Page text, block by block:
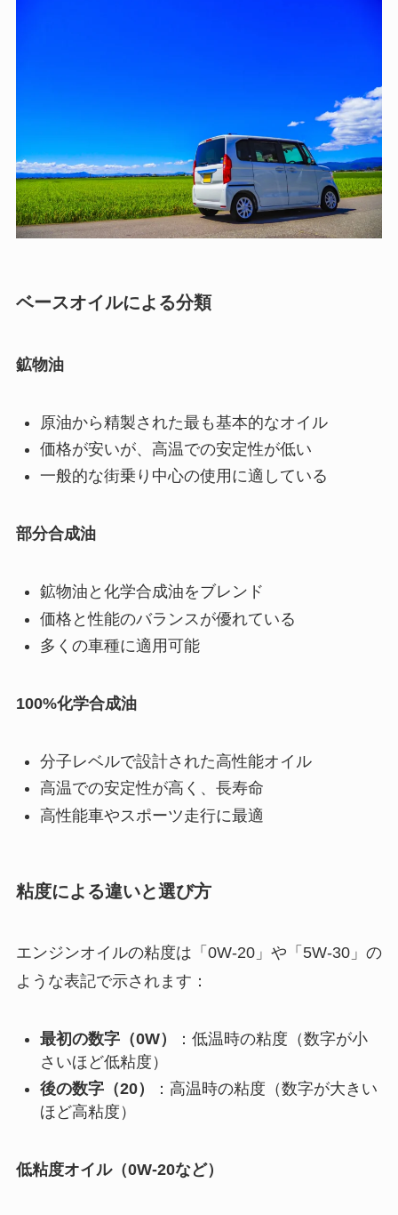
ベースオイルによる分類
鉱物油
原油から精製された最も基本的なオイル
価格が安いが、高温での安定性が低い
一般的な街乗り中心の使用に適している
部分合成油
鉱物油と化学合成油をブレンド
価格と性能のバランスが優れている
多くの車種に適用可能
100%化学合成油
分子レベルで設計された高性能オイル
高温での安定性が高く、長寿命
高性能車やスポーツ走行に最適
粘度による違いと選び方
エンジンオイルの粘度は「0W-20」や「5W-30」の
ような表記で示されます：
最初の数字（0W）
：低温時の粘度（数字が小
さいほど低粘度）
後の数字（20）
：高温時の粘度（数字が大きい
ほど高粘度）
低粘度オイル（0W-20など）